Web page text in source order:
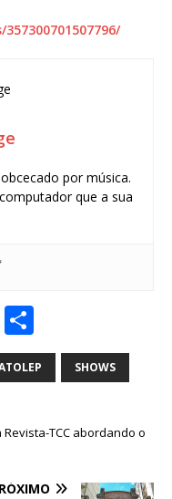
por música.
que a sua
Li
h
ar SHOWS
TCC abordando o